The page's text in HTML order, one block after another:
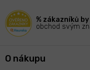
% zákazníků
obchod svým
O nákupu